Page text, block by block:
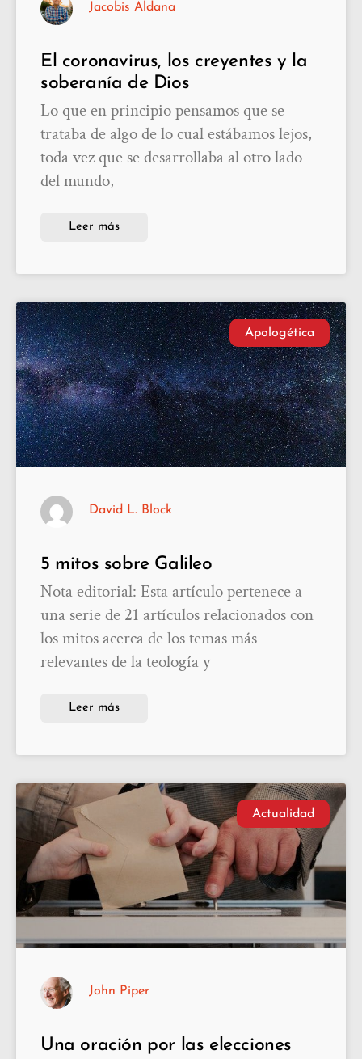
El coronavirus, los creyentes y la
soberanía de Dios
Lo que en principio pensamos que se
trataba de algo de lo cual estábamos lejos,
toda vez que se desarrollaba al otro lado
del mundo,
Leer más
Jacobis Aldana
Apologética
5 mitos sobre Galileo
Nota editorial: Esta artículo pertenece a
una serie de 21 artículos relacionados con
los mitos acerca de los temas más
relevantes de la teología y
Leer más
David L. Block
Actualidad
Una oración por las elecciones
John Piper